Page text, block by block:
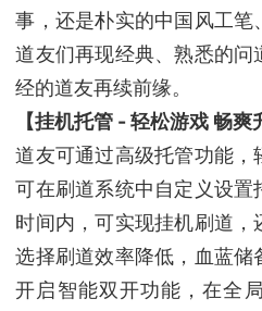
事，还是朴实的中国风工笔
道友们再现经典、熟悉的问
经的道友再续前缘。
【挂机托管 - 轻松游戏 畅爽
道友可通过高级托管功能，
可在刷道系统中自定义设置
时间内，可实现挂机刷道，
选择刷道效率降低，血蓝储
开启智能双开功能，在全